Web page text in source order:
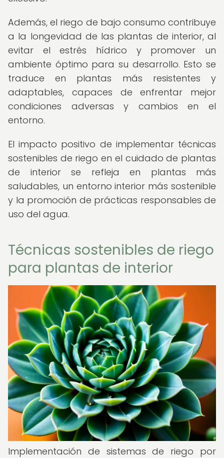
Además, el riego de bajo consumo contribuye
a la longevidad de las plantas de interior, al
evitar el estrés hídrico y promover un
ambiente óptimo para su desarrollo. Esto se
traduce en plantas más resistentes y
adaptables, capaces de enfrentar mejor
condiciones adversas y cambios en el
entorno.
El impacto positivo de implementar técnicas
sostenibles de riego en el cuidado de plantas
de interior se refleja en plantas más
saludables, un entorno interior más sostenible
y la promoción de prácticas responsables de
uso del agua.
Técnicas sostenibles de riego
para plantas de interior
Implementación de sistemas de riego por